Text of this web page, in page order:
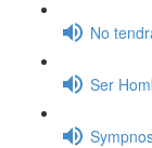
No
Ser